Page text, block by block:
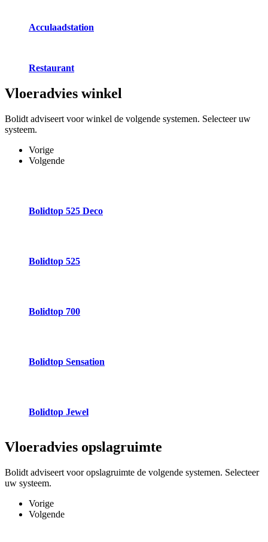
Acculaadstation
Restaurant
Vloeradvies winkel
Bolidt adviseert voor winkel de volgende systemen. Selecteer uw
systeem.
Vorige
Volgende
Bolidtop 525 Deco
Bolidtop 525
Bolidtop 700
Bolidtop Sensation
Bolidtop Jewel
Vloeradvies opslagruimte
Bolidt adviseert voor opslagruimte de volgende systemen. Selecteer
uw systeem.
Vorige
Volgende